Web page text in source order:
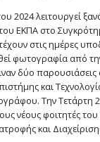
2024 λειτουργεί
ΕΚΠΑ στο
στις ημέρες
φωτογραφία από
δύο
και
Την Τετάρτη
νέους φοιτητές
και